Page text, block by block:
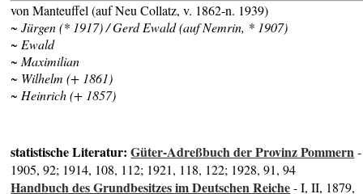
von Manteuffel (auf Neu Collatz, v. 1862-n. 1939)
~ Jürgen (* 1917) / Gerd Ewald (auf Nemrin, * 1907)
~ Ewald
~ Maximilian
~ Wilhelm (+ 1861)
~ Heinrich (+ 1857)
statistische Literatur:Güter-Adreßbuch der Provinz Pommern-
1905, 92; 1914, 108, 112; 1921, 118, 122; 1928, 91, 94
Handbuch des Grundbesitzes im Deutschen Reiche- I, II, 1879,